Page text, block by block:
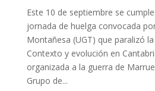
Este 10 de septiembre se
jornada de huelga convocada
Montañesa (UGT) que paralizó
Contexto y evolución en
organizada a la guerra de
Grupo de...